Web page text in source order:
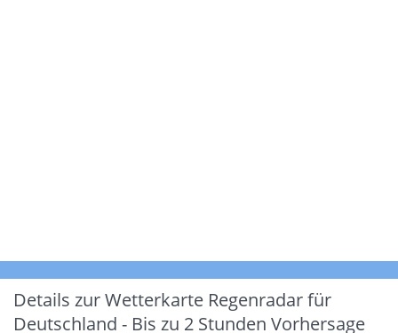
Details zur Wetterkarte Regenradar für
Deutschland - Bis zu 2 Stunden Vorhersage